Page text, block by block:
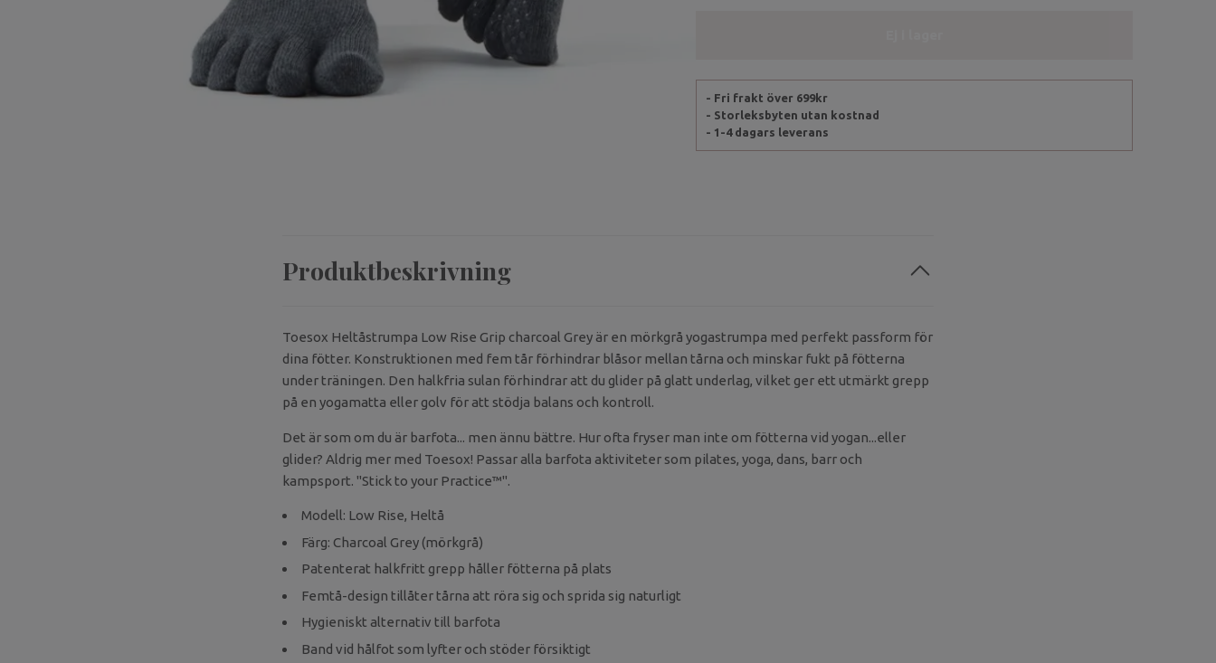
- Fri frakt över 699kr
- Storleksbyten utan kostnad
- 1-4 dagars leverans
Produktbeskrivning
Toesox Heltåstrumpa Low Rise Grip charcoal Grey är en mörkgrå yogastrumpa med perfekt passform för
dina fötter. Konstruktionen med fem tår förhindrar blåsor mellan tårna och minskar fukt på fötterna
under träningen. Den halkfria sulan förhindrar att du glider på glatt underlag, vilket ger ett utmärkt grepp
på en yogamatta eller golv för att stödja balans och kontroll.
Det är som om du är barfota... men ännu bättre. Hur ofta fryser man inte om fötterna vid yogan...eller
glider? Aldrig mer med Toesox! Passar alla barfota aktiviteter som pilates, yoga, dans, barr och
kampsport. "Stick to your Practice™".
Modell: Low Rise, Heltå
Färg: Charcoal Grey (mörkgrå)
Patenterat halkfritt grepp håller fötterna på plats
Femtå-design tillåter tårna att röra sig och sprida sig naturligt
Hygieniskt alternativ till barfota
Band vid hålfot som lyfter och stöder försiktigt